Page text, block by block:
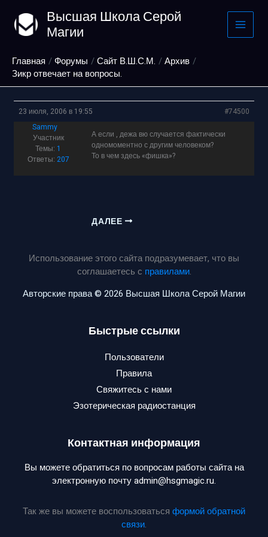
содержимому
Высшая Школа Серой
Магии
Главная Форумы Сайт В.Ш.С.М.
Архив
Зикр отвечает на вопросы.
23 июля, 2006 в 19:55
#74500
Sammy
Участник
Темы:1
Ответы: 207
А если , дежа вю случается фактически
одномоментно с другим человеком?
То в чем здесь «фишка»?
ДАЛЕЕ
Использование этого сайта подразумевает, что вы
соглашаетесь с правилами.
Авторские права © 2026 Высшая Школа Серой Магии
Быстрые ссылки
Пользователи
Правила
Свяжитесь с нами
Эзотерическая радиостанция
Контактная информация
Вы можете обратиться по вопросам работы сайта на
электронную почту admin@hsgmagic.ru.
Так же вы можете воспользоваться формой обратной
связи.